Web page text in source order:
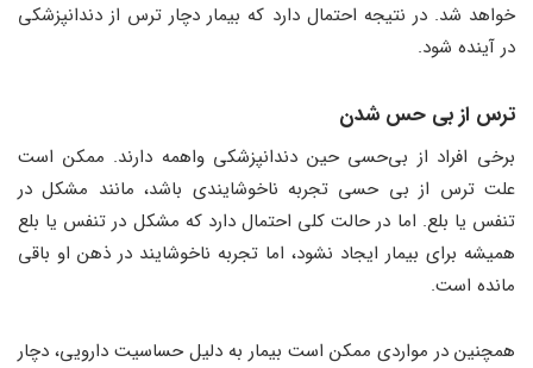
خواهد شد. در نتیجه احتمال دارد که بیمار دچار ترس از دندانپزشکی
در آینده شود.
ترس از بی‌ حس شدن
برخی افراد از بی‌حسی حین دندانپزشکی واهمه دارند. ممکن است
علت ترس از بی حسی تجربه ناخوشایندی باشد، مانند مشکل در
تنفس یا بلع. اما در حالت کلی احتمال دارد که مشکل در تنفس یا بلع
همیشه برای بیمار ایجاد نشود، اما تجربه ناخوشایند در ذهن او باقی
مانده است.
همچنین در مواردی ممکن است بیمار به دلیل حساسیت دارویی، دچار